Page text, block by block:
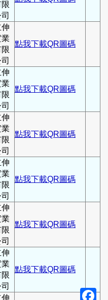
伸
點我下載QR圖碼
伸
點我下載QR圖碼
伸
點我下載QR圖碼
伸
點我下載QR圖碼
伸
點我下載QR圖碼
伸
點我下載QR圖碼
伸